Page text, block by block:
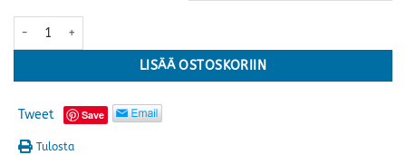
Stressless® Paris Cross tuoli+rahi, korkea, Batick kokonahka · useita
LISÄÄ OSTOSKORIIN
Tweet Save
Tulosta